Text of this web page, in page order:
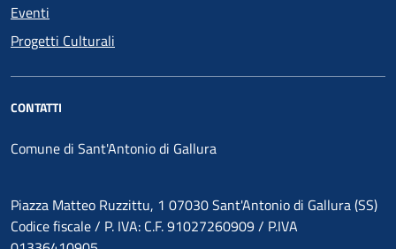
Eventi
Progetti Culturali
CONTATTI
Comune di Sant'Antonio di Gallura
Piazza Matteo Ruzzittu, 1 07030 Sant'Antonio di Gallura (SS)
Codice fiscale / P. IVA: C.F. 91027260909 / P.IVA